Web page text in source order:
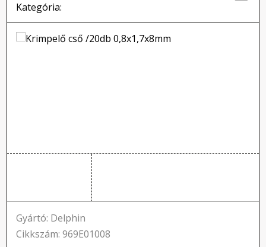
Kategória:
Gyártó: Delphin
Cikkszám: 969E01008